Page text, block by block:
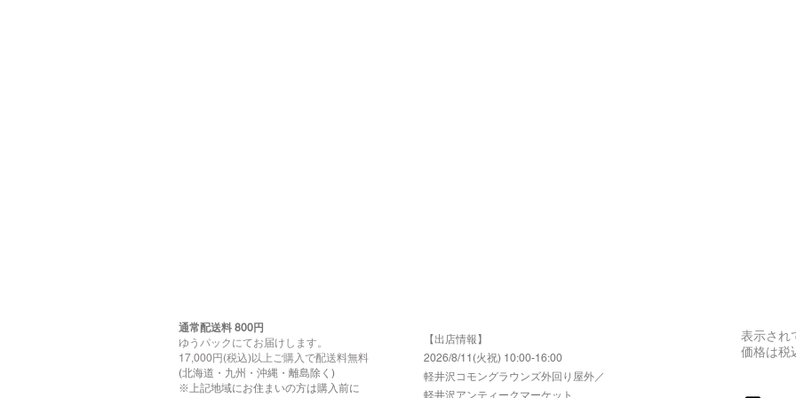
通常配送料 800円​
ゆうパックにてお届けします。
17,000円(税込)以上ご購入で配送料無料
(北海道・九州・沖縄・離島除く)
※上記地域にお住まいの方は購入前に
【出店情報】
2026/8/11(火祝) 10:00-16:00
​軽井沢コモングラウンズ外回り屋外／
軽井沢アンティークマーケット
表示され
価格は税